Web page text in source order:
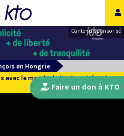
Contenu sponsorisé
en Hongrie
avec le monde de l’université et de
Faire un don à KTO